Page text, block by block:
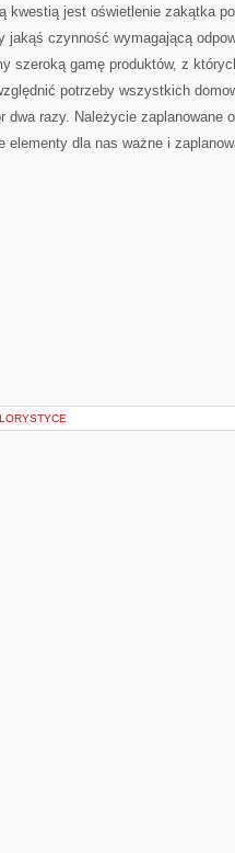
kwestią jest oświetlenie zakątka
czynność wymagającą
szeroką gamę produktów, z
potrzeby wszystkich
dwa razy. Należycie zaplanowane
elementy dla nas ważne i